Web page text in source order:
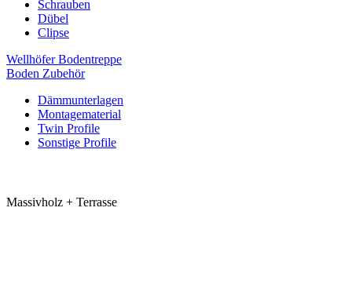
Schrauben
Dübel
Clipse
Wellhöfer Bodentreppe
Boden Zubehör
Dämmunterlagen
Montagematerial
Twin Profile
Sonstige Profile
Massivholz + Terrasse